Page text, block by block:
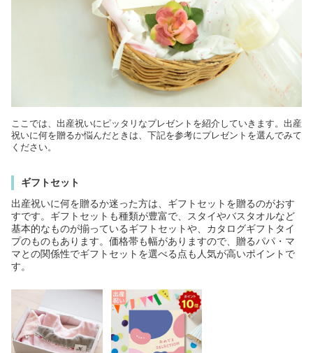
ここでは、出産祝いにピッタリなプレゼントを紹介していきます。出産
祝いに何を贈るか悩んだときは、下記を参考にプレゼントを選んでみて
ください。
ギフトセット
出産祝いに何を贈るか迷った方は、ギフトセットを贈るのがおす
すです。ギフトセットも種類が豊富で、スタイやバスタオルなど
基本的なものが揃っているギフトセットや、カタログギフトタイ
プのものもあります。価格帯も幅がありますので、贈るパパ・マ
マとの関係性でギフトセットを選べる点も人気が高いポイントで
す。